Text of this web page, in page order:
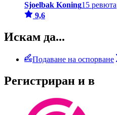
Sjoelbak Koning15 ревюта
9,6
Искам да...
Подаване на оспорване
Регистриран и в